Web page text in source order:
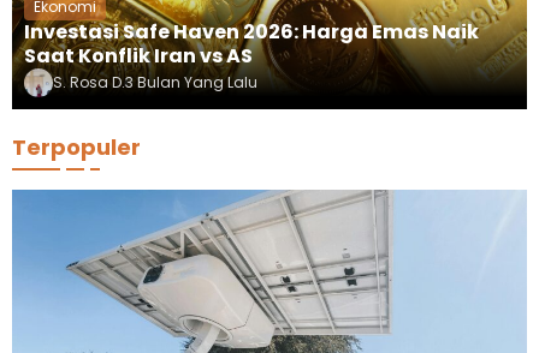
Ekonomi
Investasi Safe Haven 2026: Harga Emas Naik
Saat Konflik Iran vs AS
S. Rosa D.3 Bulan Yang Lalu
Terpopuler